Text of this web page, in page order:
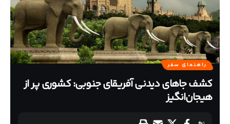
راهنمای سفر
کشف جاهای دیدنی آفریقای جنوبی: کشوری پر از
هیجان‌انگیز